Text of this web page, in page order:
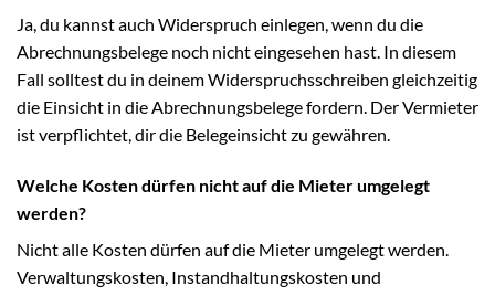
Ja, du kannst auch Widerspruch einlegen, wenn du die
Abrechnungsbelege noch nicht eingesehen hast. In diesem
Fall solltest du in deinem Widerspruchsschreiben gleichzeitig
die Einsicht in die Abrechnungsbelege fordern. Der Vermieter
ist verpflichtet, dir die Belegeinsicht zu gewähren.
Welche Kosten dürfen nicht auf die Mieter umgelegt
werden?
Nicht alle Kosten dürfen auf die Mieter umgelegt werden.
Verwaltungskosten, Instandhaltungskosten und